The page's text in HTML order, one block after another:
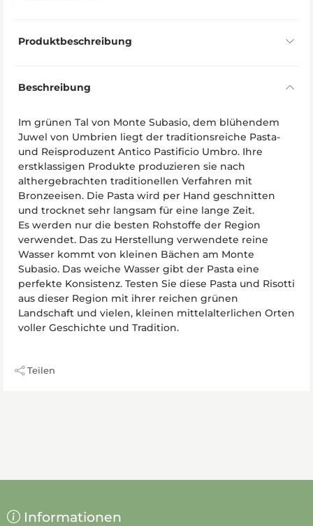
Produktbeschreibung
Beschreibung
Im grünen Tal von Monte Subasio, dem blühendem
Juwel von Umbrien liegt der traditionsreiche Pasta-
und Reisproduzent Antico Pastificio Umbro. Ihre
erstklassigen Produkte produzieren sie nach
althergebrachten traditionellen Verfahren mit
Bronzeeisen. Die Pasta wird per Hand geschnitten
und trocknet sehr langsam für eine lange Zeit.
Es werden nur die besten Rohstoffe der Region
verwendet. Das zu Herstellung verwendete reine
Wasser kommt von kleinen Bächen am Monte
Subasio. Das weiche Wasser gibt der Pasta eine
perfekte Konsistenz. Testen Sie diese Pasta und Risotti
aus dieser Region mit ihrer reichen grünen
Landschaft und vielen, kleinen mittelalterlichen Orten
voller Geschichte und Tradition.
Teilen
Informationen